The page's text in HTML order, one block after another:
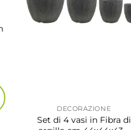
DECORAZIONE
Set di 4 vasi in Fibra di